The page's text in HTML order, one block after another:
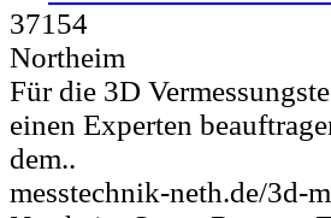
37154
Northeim
Für die 3D
einen Experten
dem..
messtechnik-neth.de/3d-